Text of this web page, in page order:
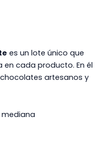
es un lote único que
en cada producto. En él
artesanos y
mediana